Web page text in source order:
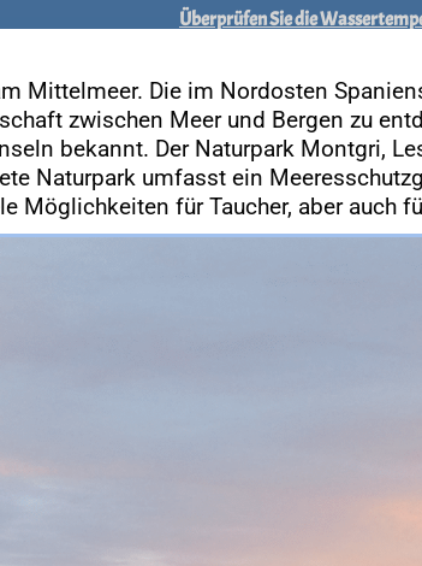
Überprüfen Sie die
Mittelmeer. Die im Nordosten
zwischen Meer und Bergen zu
bekannt. Der Naturpark Montgri,
Naturpark umfasst ein
Möglichkeiten für Taucher, aber auch